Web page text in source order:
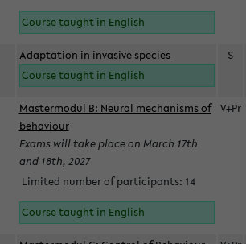
Course taught in English
Adaptation in invasive species
Course taught in English
S
Mastermodul B: Neural mechanisms of
behaviour
Exams will take place on March 17th
and 18th, 2027
Limited number of participants: 14
Course taught in English
V+Pr